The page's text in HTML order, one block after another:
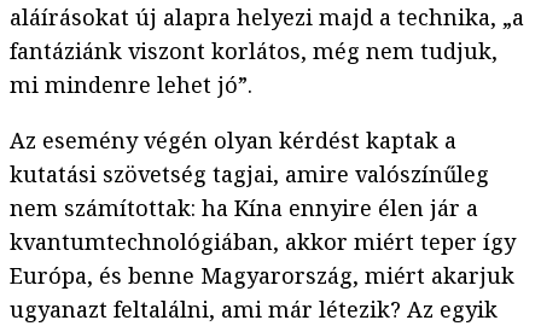
aláírásokat új alapra helyezi majd a technika, „a
fantáziánk viszont korlátos, még nem tudjuk,
mi mindenre lehet jó”.
Az esemény végén olyan kérdést kaptak a
kutatási szövetség tagjai, amire valószínűleg
nem számítottak: ha Kína ennyire élen jár a
kvantumtechnológiában, akkor miért teper így
Európa, és benne Magyarország, miért akarjuk
ugyanazt feltalálni, ami már létezik? Az egyik